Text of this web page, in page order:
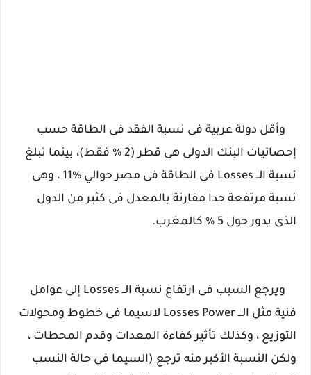
وأقل دولة عربية فى نسبة الفقد فى الطاقة حسب
إحصائيات البنك الدولى هى قطر (2 % فقط)، بينما تبلغ
نسبة الــ Losses فى الطاقة فى مصر حوالي
%
11 ، وهى
نسبة مرتفعة جدا مقارنة بالمعدل فى كثير من الدول
الذى يدور حول 5 % كالمغرب.
ويرجع السبب فى ارتفاع نسبة الــ Losses إلى عوامل
فنية مثل الـــ Losses Power لاسيما فى خطوط ومحولات
التوزيع ، وكذلك تأثير كفاءة المعدات وقدم المحطات ،
ولكن النسبة الأكبر منه ترجع (السيما فى حالة النسب